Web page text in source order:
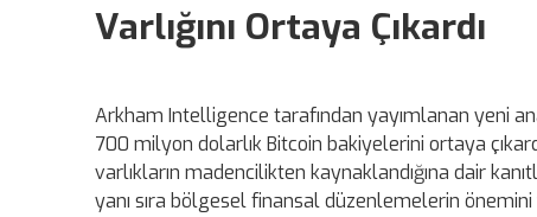
Varlığını Ortaya Çıkardı
Arkham Intelligence tarafından yayımlanan yeni
700 milyon dolarlık Bitcoin bakiyelerini ortaya
varlıkların madencilikten kaynaklandığına dair
yanı sıra bölgesel finansal düzenlemelerin